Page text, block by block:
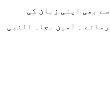
بھی اپنی زبان کی
۔ آمین بجاہ النبی